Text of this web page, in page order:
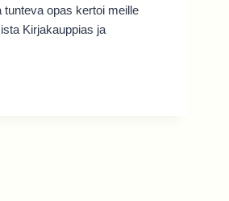
opas kertoi meille
Kirjakauppias ja